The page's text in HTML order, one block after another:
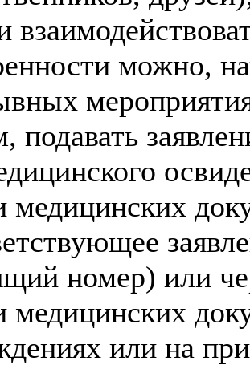
можно,
подавать
медицинских
номер) или
медицинских
или на